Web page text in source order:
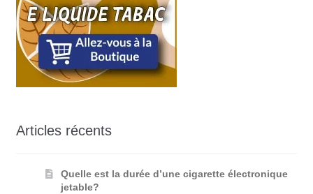
Articles récents
Quelle est la durée d’une cigarette électronique
jetable?